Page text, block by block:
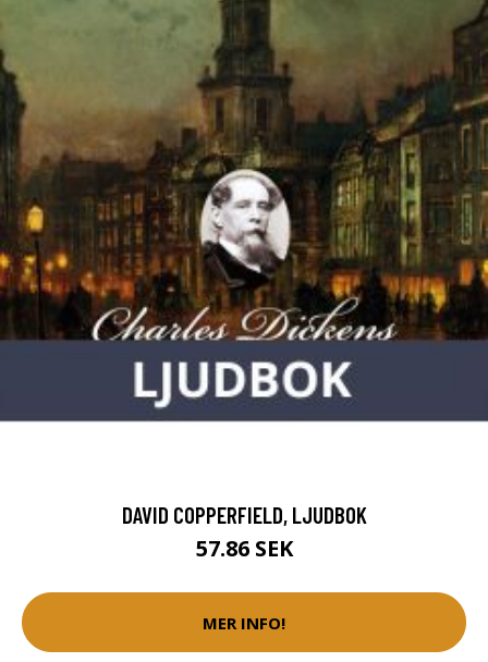
DAVID COPPERFIELD, LJUDBOK
57.86 SEK
MER INFO!